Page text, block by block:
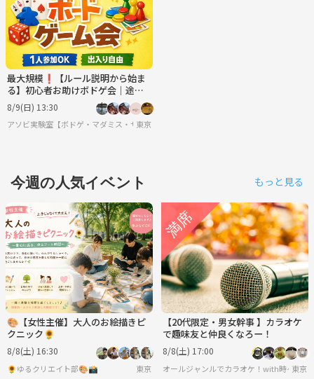
最大規模❗️【ルール説明から始ま
る】初心者お助けボドゲ会｜途中
参加OK 8/9
8/9(日) 13:30
アソビ実験室【ボドゲ・マダミス・サバゲー】
東京
今週の人気イベント もっと見る
🎨【女性主催】大人のお絵描きピ
クニック🌻
8/8(土) 16:30
🌻ゆるクリエイト部🎨📸 東京
【20代限定・男女幹事 】カラオケ
で趣味友と仲良くなろー！
8/8(土) 17:00
オールジャンルでカラオケ！with時々遊ぶ
東京